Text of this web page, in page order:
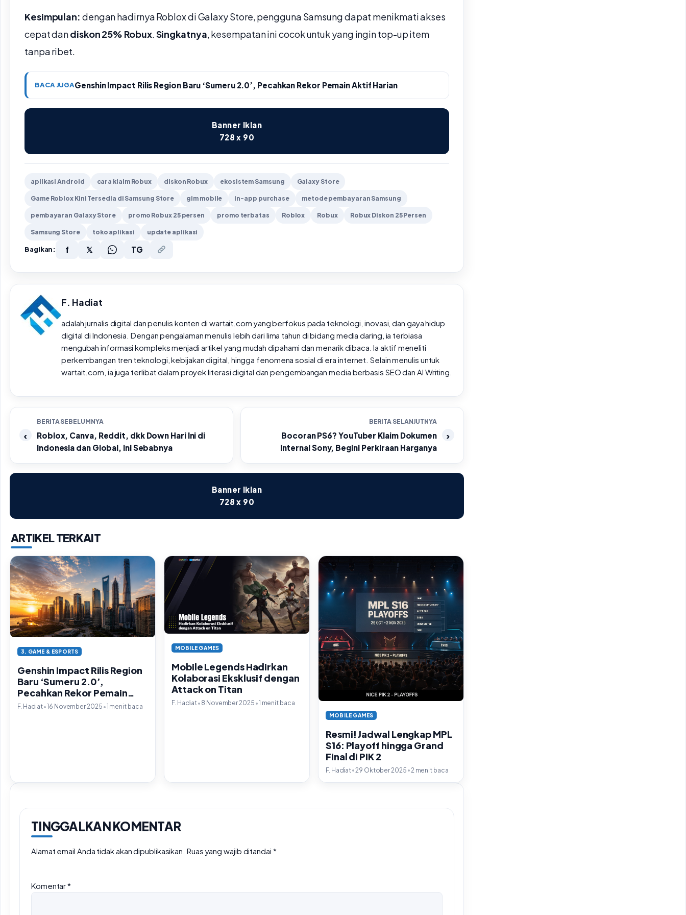
Kesimpulan: dengan hadirnya Roblox di Galaxy Store, pengguna Samsung dapat menikmati akses
cepat dandiskon 25% Robux. Singkatnya , kesempatan ini cocok untuk yang ingin top-up item
tanpa ribet.
BACA JUGAGenshin Impact Rilis Region Baru ‘Sumeru 2.0’, Pecahkan Rekor Pemain Aktif Harian
Banner Iklan
728 x 90
aplikasi Android cara klaim Robux diskon Robux ekosistem Samsung Galaxy Store
Game Roblox Kini Tersedia di Samsung Store gim mobile in-app purchase metode pembayaran Samsung
pembayaran Galaxy Store promo Robux 25 persen promo terbatas Roblox Robux Robux Diskon 25 Persen
Samsung Store toko aplikasi update aplikasi
Bagikan: f 𝕏 TG
F. Hadiat
adalah jurnalis digital dan penulis konten di wartait.com yang berfokus pada teknologi, inovasi, dan gaya hidup
digital di Indonesia. Dengan pengalaman menulis lebih dari lima tahun di bidang media daring, ia terbiasa
mengubah informasi kompleks menjadi artikel yang mudah dipahami dan menarik dibaca. Ia aktif meneliti
perkembangan tren teknologi, kebijakan digital, hingga fenomena sosial di era internet. Selain menulis untuk
wartait.com, ia juga terlibat dalam proyek literasi digital dan pengembangan media berbasis SEO dan AI Writing.
BERITA SEBELUMNYA
Roblox, Canva, Reddit, dkk Down Hari Ini di
Indonesia dan Global, Ini Sebabnya
BERITA SELANJUTNYA
Bocoran PS6? YouTuber Klaim Dokumen
Internal Sony, Begini Perkiraan Harganya
Banner Iklan
728 x 90
ARTIKEL TERKAIT
3. GAME & ESPORTS
Genshin Impact Rilis Region
Baru ‘Sumeru 2.0’,
Pecahkan Rekor Pemain
Aktif Harian
F. Hadiat•16 November 2025 •1 menit baca
MOBILE GAMES
Mobile Legends Hadirkan
Kolaborasi Eksklusif dengan
Attack on Titan
F. Hadiat• 8 November 2025 •1 menit baca
MOBILE GAMES
Resmi! Jadwal Lengkap MPL
S16: Playoff hingga Grand
Final di PIK 2
F. Hadiat•29 Oktober 2025 •2 menit baca
TINGGALKAN KOMENTAR
Alamat email Anda tidak akan dipublikasikan. Ruas yang wajib ditandai *
Komentar*